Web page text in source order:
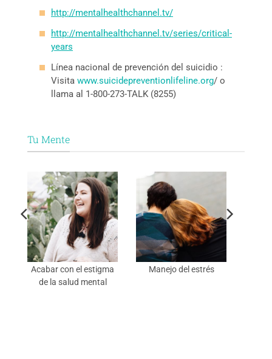
http://mentalhealthchannel.tv/
http://mentalhealthchannel.tv/series/critical-
years
Línea nacional de prevención del suicidio :
Visita www.suicidepreventionlifeline.org/ o
llama al 1-800-273-TALK (8255)
Tu Mente
Acabar con el estigma
de la salud mental
Manejo del estrés